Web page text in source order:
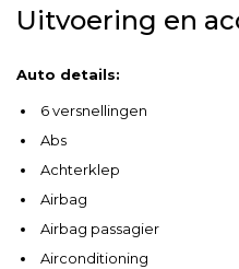
Uitvoering en
Auto details:
6 versnellingen
Abs
Achterklep
Airbag
Airbag passagier
Airconditioning